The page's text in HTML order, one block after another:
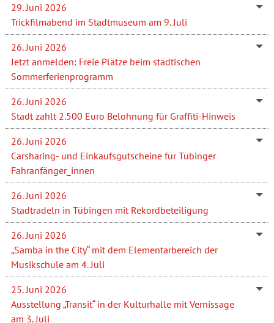
29. Juni 2026
Trickfilmabend im Stadtmuseum am 9. Juli
26. Juni 2026
Jetzt anmelden: Freie Plätze beim städtischen
Sommerferienprogramm
26. Juni 2026
Stadt zahlt 2.500 Euro Belohnung für Graffiti-Hinweis
26. Juni 2026
Carsharing- und Einkaufsgutscheine für Tübinger
Fahranfänger_innen
26. Juni 2026
Stadtradeln in Tübingen mit Rekordbeteiligung
26. Juni 2026
„Samba in the City“ mit dem Elementarbereich der
Musikschule am 4. Juli
25. Juni 2026
Ausstellung „Transit“ in der Kulturhalle mit Vernissage
am 3. Juli